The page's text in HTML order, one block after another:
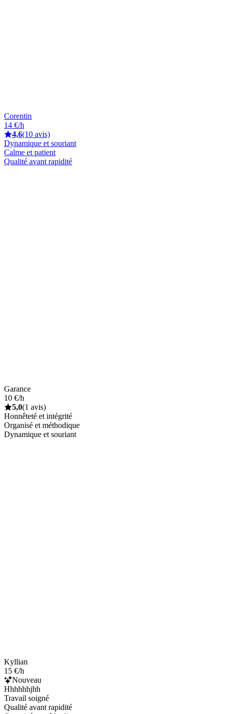
Corentin
14 €/h
4,6(10 avis)
Dynamique et souriant
Calme et patient
Qualité avant rapidité
Garance
10 €/h
5,0(1 avis)
Honnêteté et intégrité
Organisé et méthodique
Dynamique et souriant
Kyllian
15 €/h
Nouveau
Hhhhhhjhh
Travail soigné
Qualité avant rapidité